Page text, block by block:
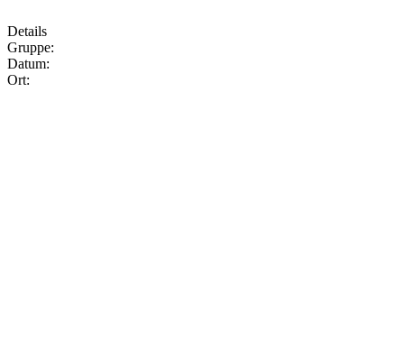
Details
Gruppe:
Datum:
Ort: